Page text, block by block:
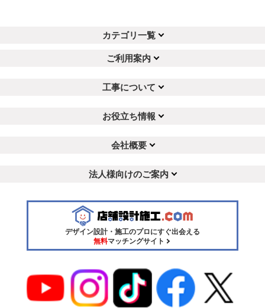
カテゴリ一覧
ご利用案内
工事について
お役立ち情報
会社概要
法人様向けのご案内
デザイン設計・施工のプロにすぐ出会える
無料マッチングサイト